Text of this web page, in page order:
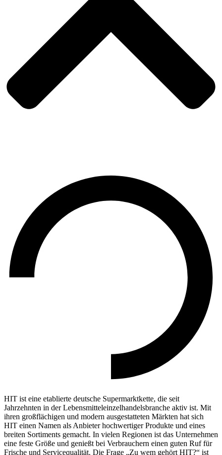
HIT ist eine etablierte deutsche Supermarktkette, die seit
Jahrzehnten in der Lebensmitteleinzelhandelsbranche aktiv ist. Mit
ihren großflächigen und modern ausgestatteten Märkten hat sich
HIT einen Namen als Anbieter hochwertiger Produkte und eines
breiten Sortiments gemacht. In vielen Regionen ist das Unternehmen
eine feste Größe und genießt bei Verbrauchern einen guten Ruf für
Frische und Servicequalität. Die Frage „Zu wem gehört HIT?“ ist